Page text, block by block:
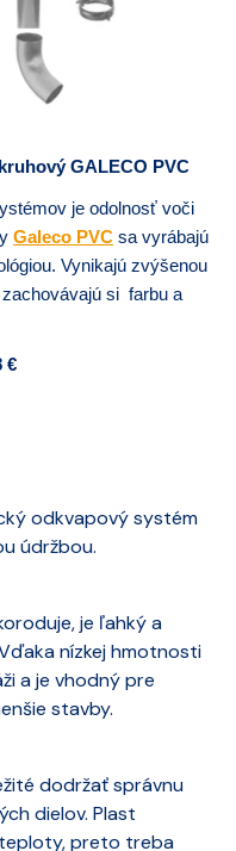
GALECO PVC
je odolnosť voči
Galeco PVC sa vyrábajú
Vynikajú zvýšenou
si farbu a
€
odkvapový systém
údržbou.
je ľahký a
nízkej hmotnosti
a je vhodný pre
stavby.
dodržať správnu
dielov. Plast
preto treba